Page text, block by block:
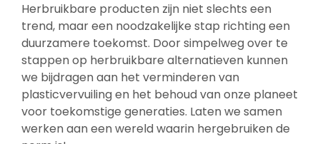
Herbruikbare producten zijn niet slechts een
trend, maar een noodzakelijke stap richting een
duurzamere toekomst. Door simpelweg over te
stappen op herbruikbare alternatieven kunnen
we bijdragen aan het verminderen van
plasticvervuiling en het behoud van onze planeet
voor toekomstige generaties. Laten we samen
werken aan een wereld waarin hergebruiken de